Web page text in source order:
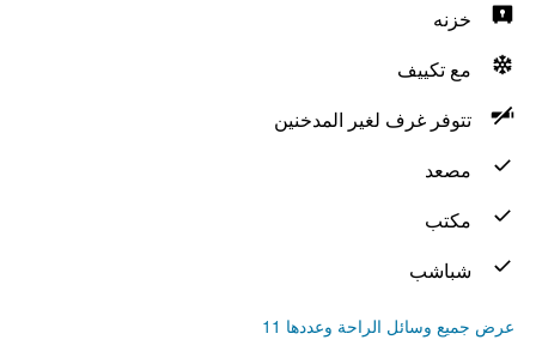
خزنه
مع تكييف
تتوفر غرف لغير المدخنين
مصعد
مكتب
شباشب
عرض جميع وسائل الراحة وعددها 11